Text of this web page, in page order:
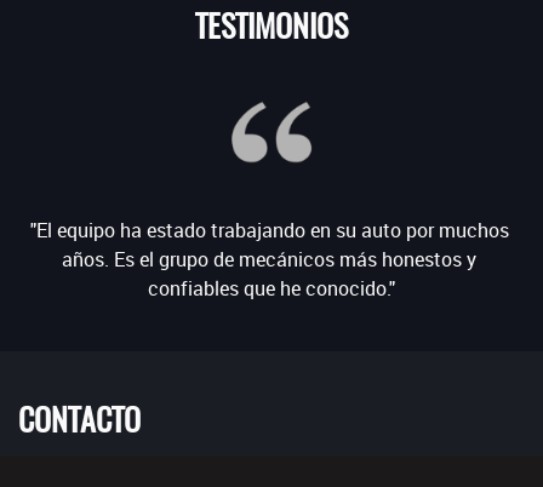
TESTIMONIOS
"El equipo ha estado trabajando en su auto por muchos
años. Es el grupo de mecánicos más honestos y
CONTACTO